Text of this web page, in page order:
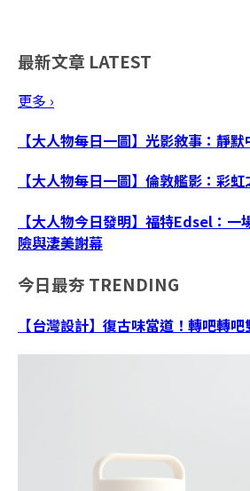
最新文章 LATEST
更多 ›
【大人物每日一圖】光影敘事：靜
【大人物每日一圖】倫敦艦影：彩
【大人物今日發明】福特Edsel：一
險與淒美謝幕
今日最夯 TRENDING
【台灣設計】復古味當道！轉吧轉